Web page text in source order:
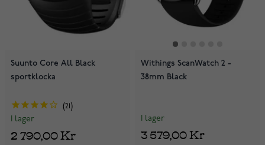
Suunto Core All Black
sportklocka
21
I lager
2 790,00 Kr
Withings ScanWatch 2 -
38mm Black
I lager
3 579,00 Kr